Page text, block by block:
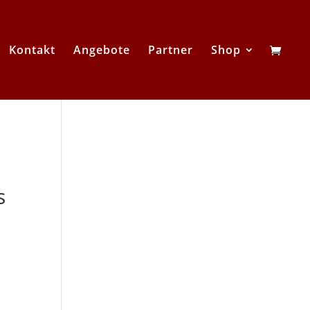
Kontakt Angebote Partner Shop